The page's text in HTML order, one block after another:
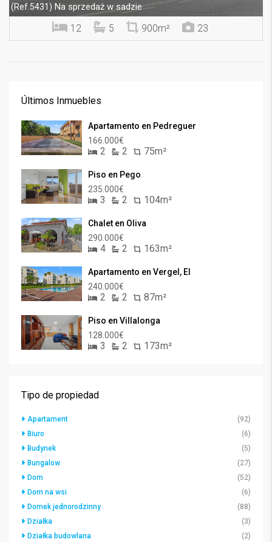
(Ref.5431) Na sprzedaż w sadzie
12 5 900m² 23
Últimos Inmuebles
Apartamento en Pedreguer
166.000€
2 2 75m²
Piso en Pego
235.000€
3 2 104m²
Chalet en Oliva
290.000€
4 2 163m²
Apartamento en Vergel, El
240.000€
2 2 87m²
Piso en Villalonga
128.000€
3 2 173m²
Tipo de propiedad
Apartament
(92)
Biuro
(6)
Budynek
(5)
Bungalow
(27)
Dom
(52)
Dom na wsi
(6)
Domek jednorodzinny
(88)
Działka
(3)
Działka budowlana
(2)